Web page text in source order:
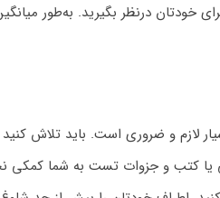
و ضروری است. باید تلاش کنید
و جزوات تست به شما کمکی